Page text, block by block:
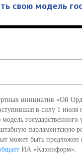
свою модель
инициатив «Ой
в силу 1 июля
парламентскую
может быть предложен
ИА «Казинформ».